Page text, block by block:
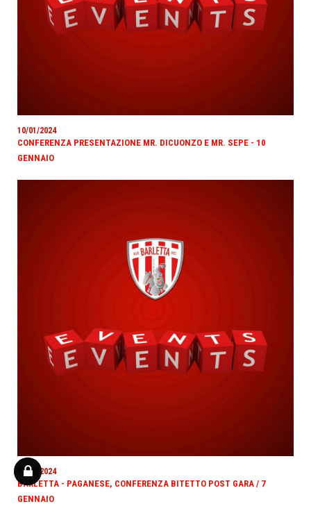
10/01/2024
CONFERENZA PRESENTAZIONE MR. DICUONZO E MR. SEPE - 10
GENNAIO
07/01/2024
BARLETTA - PAGANESE, CONFERENZA BITETTO POST GARA / 7
GENNAIO